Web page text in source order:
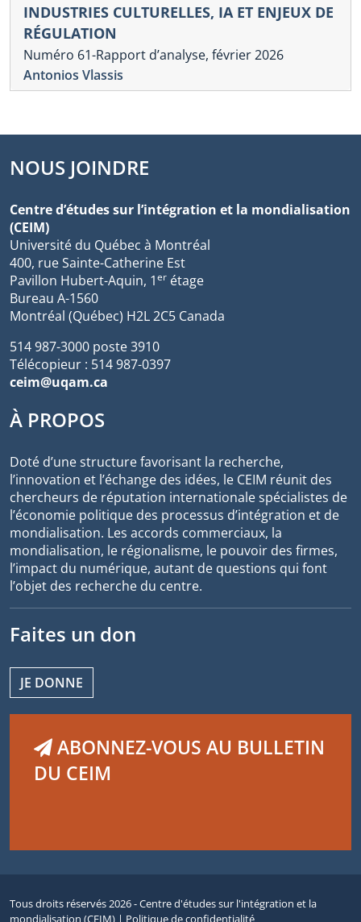
INDUSTRIES CULTURELLES, IA ET ENJEUX DE
RÉGULATION
Numéro 61-Rapport d’analyse, février 2026
Antonios Vlassis
NOUS JOINDRE
Centre d’études sur l’intégration et la mondialisation
(CEIM)
Université du Québec à Montréal
400, rue Sainte-Catherine Est
Pavillon Hubert-Aquin, 1er étage
Bureau A-1560
Montréal (Québec) H2L 2C5 Canada
514 987-3000 poste 3910
Télécopieur : 514 987-0397
ceim@uqam.ca
À PROPOS
Doté d’une structure favorisant la recherche,
l’innovation et l’échange des idées, le CEIM réunit des
chercheurs de réputation internationale spécialistes de
l’économie politique des processus d’intégration et de
mondialisation. Les accords commerciaux, la
mondialisation, le régionalisme, le pouvoir des firmes,
l’impact du numérique, autant de questions qui font
l’objet des recherche du centre.
Faites un don
JE DONNE
ABONNEZ-VOUS AU BULLETIN
DU CEIM
Tous droits réservés 2026 - Centre d'études sur l'intégration et la
mondialisation (CEIM) | Politique de confidentialité